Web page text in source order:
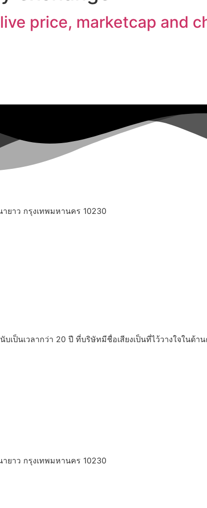
price, marketcap and
ยาว กรุงเทพมหานคร 10230
เป็นเวลากว่า 20 ปี ที่บริษัทมีชื่อเสียงเป็นที่ไว้วางใจใน
ยาว กรุงเทพมหานคร 10230